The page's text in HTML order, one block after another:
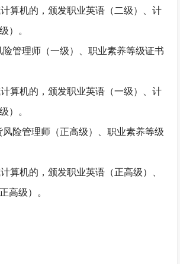
算机的，颁发职业英语（二级）、计
）。
险管理师（一级）、职业素养等级证书
算机的，颁发职业英语（一级）、计
）。
风险管理师（正高级）、职业素养等级
算机的，颁发职业英语（正高级）、
高级）。